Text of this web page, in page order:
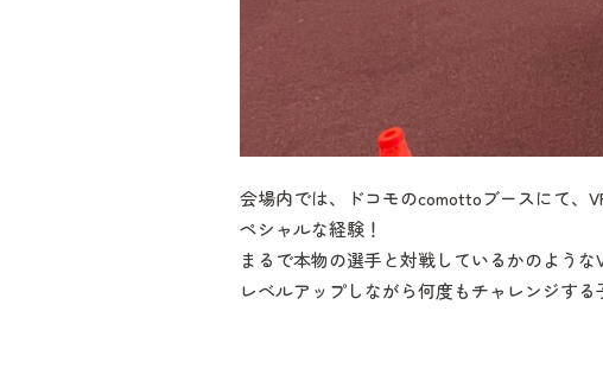
会場内では、ドコモのcomottoブースにて、
ペシャルな経験！
まるで本物の選手と対戦しているかのよう
レベルアップしながら何度もチャレンジする